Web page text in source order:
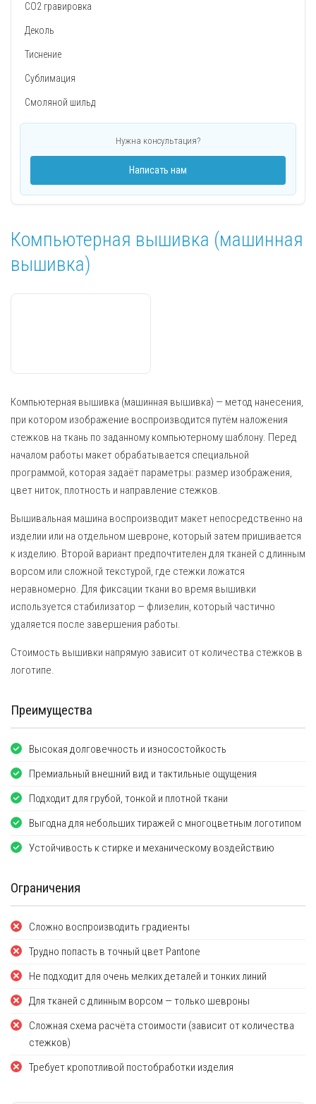
CO2 гравировка
Деколь
Тиснение
Сублимация
Смоляной шильд
Нужна консультация?
Написать нам
Компьютерная вышивка (машинная
вышивка)
Компьютерная вышивка (машинная вышивка) — метод нанесения,
при котором изображение воспроизводится путём наложения
стежков на ткань по заданному компьютерному шаблону. Перед
началом работы макет обрабатывается специальной
программой, которая задаёт параметры: размер изображения,
цвет ниток, плотность и направление стежков.
Вышивальная машина воспроизводит макет непосредственно на
изделии или на отдельном шевроне, который затем пришивается
к изделию. Второй вариант предпочтителен для тканей с длинным
ворсом или сложной текстурой, где стежки ложатся
неравномерно. Для фиксации ткани во время вышивки
используется стабилизатор — флизелин, который частично
удаляется после завершения работы.
Стоимость вышивки напрямую зависит от количества стежков в
логотипе.
Преимущества
Высокая долговечность и износостойкость
Премиальный внешний вид и тактильные ощущения
Подходит для грубой, тонкой и плотной ткани
Выгодна для небольших тиражей с многоцветным логотипом
Устойчивость к стирке и механическому воздействию
Ограничения
Сложно воспроизводить градиенты
Трудно попасть в точный цвет Pantone
Не подходит для очень мелких деталей и тонких линий
Для тканей с длинным ворсом — только шевроны
Сложная схема расчёта стоимости (зависит от количества
стежков)
Требует кропотливой постобработки изделия